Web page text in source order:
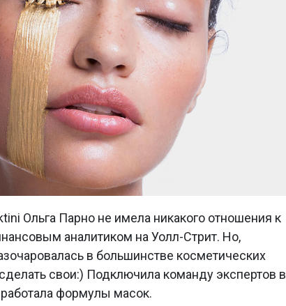
Ольга Парно не имела никакого отношения к
аналитиком на Уолл-Стрит. Но,
в большинстве косметических
свои:) Подключила команду экспертов в
формулы масок.